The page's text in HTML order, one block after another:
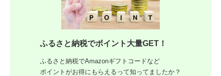
ふるさと納税でポイント大量GET！
ふるさと納税でAmazonギフトコードなど
ポイントがお得にもらえるって知ってましたか？